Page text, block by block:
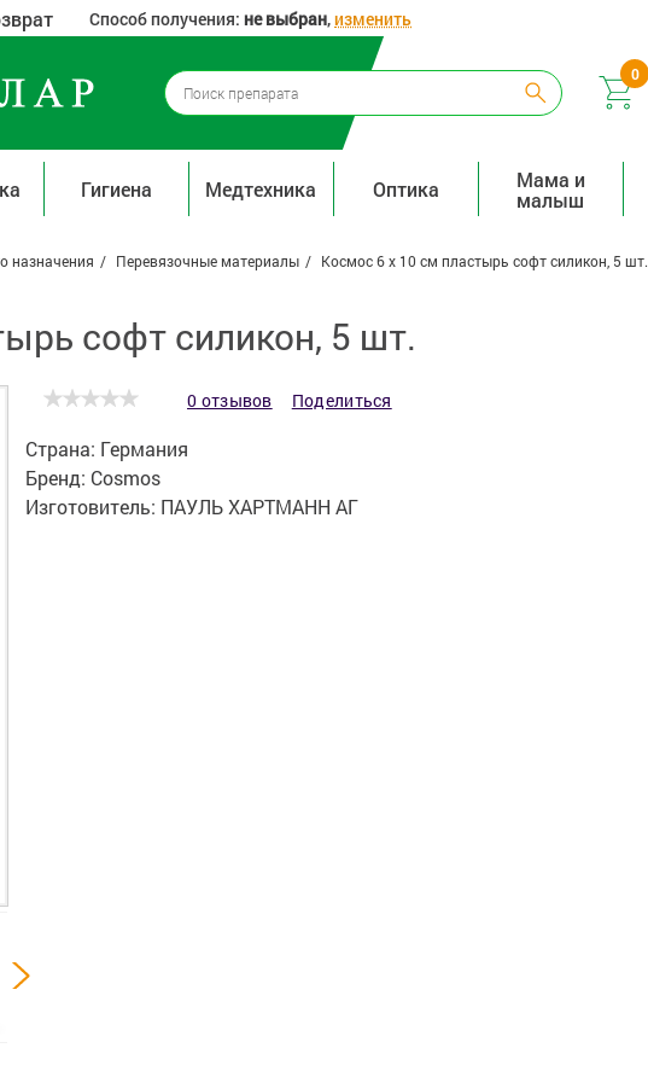
Способ получения: не выбран,изменить
0
Гигиена Медтехника Оптика
Мама и
малыш
назначения Перевязочные материалы Космос 6 х 10 см пластырь софт силикон, 5 шт.
софт силикон, 5 шт.
0 отзывов Поделиться
Страна: Германия
Бренд: Cosmos
Изготовитель: ПАУЛЬ ХАРТМАНН АГ